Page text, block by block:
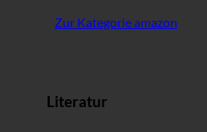
Zur Kategorie amazon
Literatur